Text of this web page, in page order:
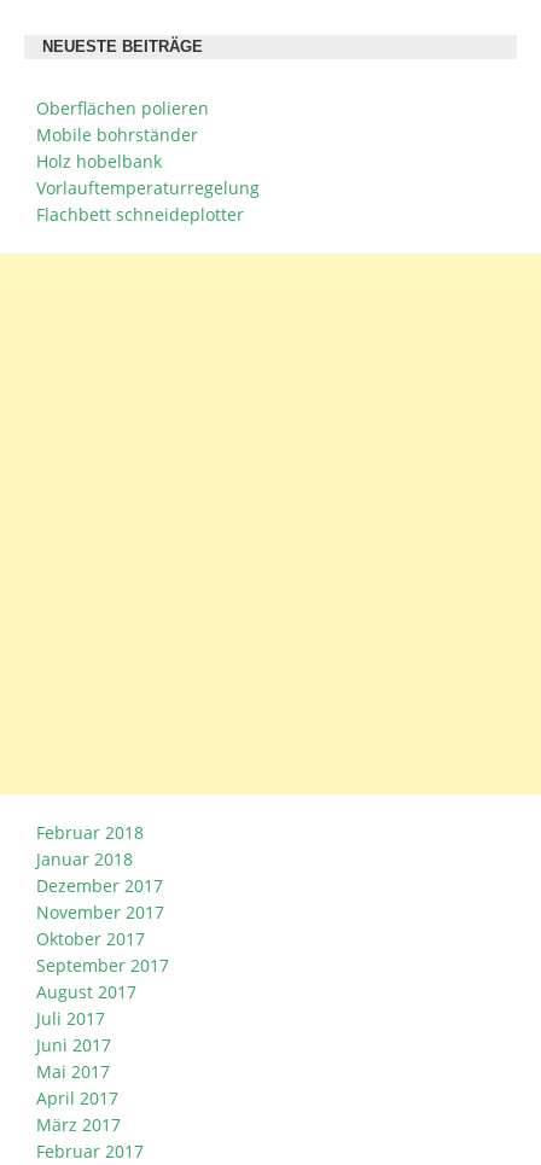
NEUESTE BEITRÄGE
Oberflächen polieren
Mobile bohrständer
Holz hobelbank
Vorlauftemperaturregelung
Flachbett schneideplotter
Februar 2018
Januar 2018
Dezember 2017
November 2017
Oktober 2017
September 2017
August 2017
Juli 2017
Juni 2017
Mai 2017
April 2017
März 2017
Februar 2017